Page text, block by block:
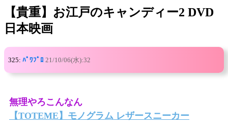
【貴重】お江戸のキャンディー2 DVD
日本映画
325: ﾊﾟﾜﾌﾟﾛ 21/10/06(水):32
無理やろこんなん
【TOTEME】モノグラム レザースニーカー